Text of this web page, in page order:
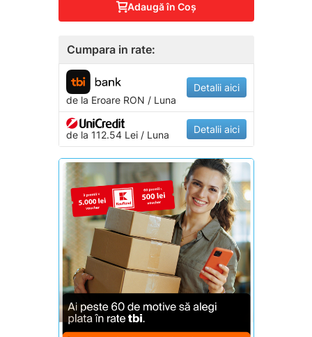
Adaugă în Coş
Cumpara in rate:
de la EroareRON / Luna
Detalii aici
de la 112.54 Lei / Luna Detalii aici